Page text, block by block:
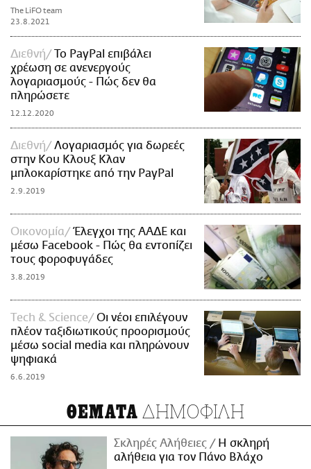
The LiFO team
23.8.2021
Διεθνή
Το PayPal επιβάλει
χρέωση σε ανενεργούς
λογαριασμούς - Πώς δεν θα
πληρώσετε
12.12.2020
Διεθνή
Λογαριασμός για δωρεές
στην Κου Κλουξ Κλαν
μπλοκαρίστηκε από την PayPal
2.9.2019
Οικονομία
Έλεγχοι της ΑΑΔΕ και
μέσω Facebook - Πώς θα εντοπίζει
τους φοροφυγάδες
3.8.2019
Τech & Science
Οι νέοι επιλέγουν
πλέον ταξιδιωτικούς προορισμούς
μέσω social media και πληρώνουν
ψηφιακά
6.6.2019
ΘΕΜΑΤΑ ΔΗΜΟΦΙΛΗ
Σκληρές Αλήθειες
H σκληρή
αλήθεια για τον Πάνο Βλάχο